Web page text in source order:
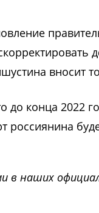
вносит
до конца 2022
россиянина
в наших